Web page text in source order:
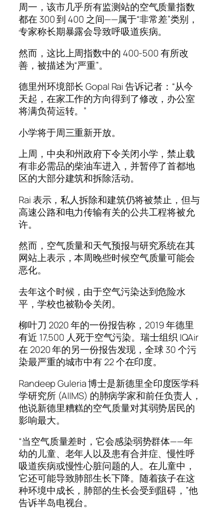
周一，该市几乎所有监测站的空气质量指数
都在 300 到 400 之间——属于“非常差”类别，
专家称长期暴露会导致呼吸道疾病。
然而，这比上周指数中的 400-500 有所改
善，被描述为“严重”。
德里州环境部长 Gopal Rai 告诉记者：“从今
天起，在家工作的方向得到了修改，办公室
将满负荷运转。”
小学将于周三重新开放。
上周，中央和州政府下令关闭小学，禁止载
有非必需品的柴油车进入，并暂停了首都地
区的大部分建筑和拆除活动。
Rai 表示，私人拆除和建筑仍将被禁止，但与
高速公路和电力传输有关的公共工程将被允
许。
然而，空气质量和天气预报与研究系统在其
网站上表示，本周晚些时候空气质量可能会
恶化。
去年这个时候，由于空气污染达到危险水
平，学校也被勒令关闭。
柳叶刀 2020 年的一份报告称，2019 年德里
有近 17,500 人死于空气污染。瑞士组织 IQAir
在 2020 年的另一份报告发现，全球 30 个污
染最严重的城市中有 22 个在印度。
Randeep Guleria 博士是新德里全印度医学科
学研究所 (AIIMS) 的肺病学家和前任负责人，
他说新德里糟糕的空气质量对其弱势居民的
影响最大。
“当空气质量差时，它会感染弱势群体——年
幼的儿童、老年人以及患有合并症、慢性呼
吸道疾病或慢性心脏问题的人。在儿童中，
它还可能导致肺部生长下降。随着孩子在这
种环境中成长，肺部的生长会受到阻碍，”他
告诉半岛电视台。